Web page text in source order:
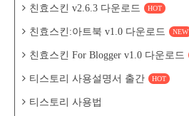
친효스킨 v2.6.3 다운로드 HOT
친효스킨:아트북 v1.0 다운로드 NEW
친효스킨 For Blogger v1.0 다운로드
티스토리 사용설명서 출간 HOT
티스토리 사용법